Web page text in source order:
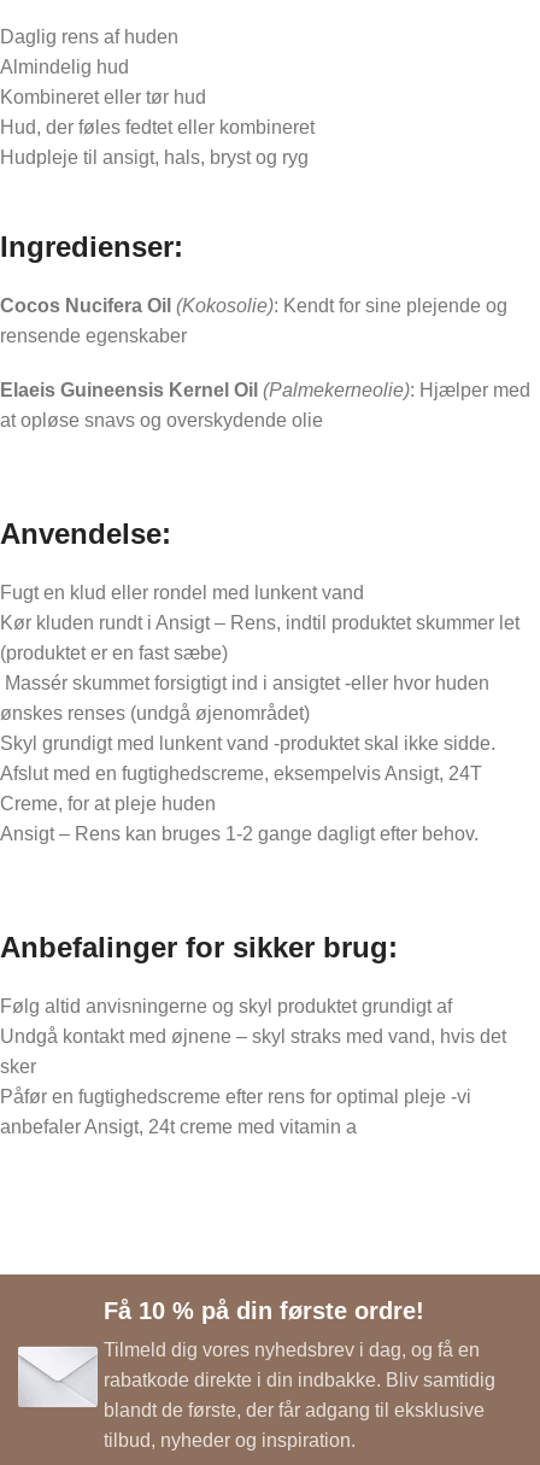
Daglig rens af huden
Almindelig hud
Kombineret eller tør hud
Hud, der føles fedtet eller kombineret
Hudpleje til ansigt, hals, bryst og ryg
Ingredienser:
Cocos Nucifera Oil (Kokosolie): Kendt for sine plejende og
rensende egenskaber
Elaeis Guineensis Kernel Oil (Palmekerneolie): Hjælper med
at opløse snavs og overskydende olie
Anvendelse:
Fugt en klud eller rondel med lunkent vand
Kør kluden rundt i Ansigt – Rens, indtil produktet skummer let
(produktet er en fast sæbe)
Massér skummet forsigtigt ind i ansigtet -eller hvor huden
ønskes renses (undgå øjenområdet)
Skyl grundigt med lunkent vand -produktet skal ikke sidde.
Afslut med en fugtighedscreme, eksempelvis Ansigt, 24T
Creme, for at pleje huden
Ansigt – Rens kan bruges 1-2 gange dagligt efter behov.
Anbefalinger for sikker brug:
Følg altid anvisningerne og skyl produktet grundigt af
Undgå kontakt med øjnene – skyl straks med vand, hvis det
sker
Påfør en fugtighedscreme efter rens for optimal pleje -vi
anbefaler Ansigt, 24t creme med vitamin a
Få 10 % på din første ordre!
Tilmeld dig vores nyhedsbrev i dag, og få en
rabatkode direkte i din indbakke. Bliv samtidig
blandt de første, der får adgang til eksklusive
tilbud, nyheder og inspiration.